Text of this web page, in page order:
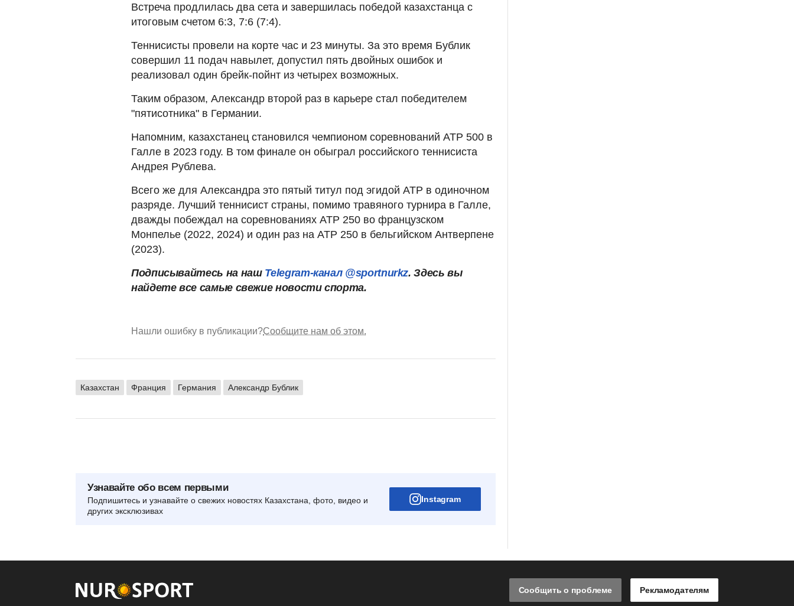
Встреча продлилась два сета и завершилась победой казахстанца с
итоговым счетом 6:3, 7:6 (7:4).
Теннисисты провели на корте час и 23 минуты. За это время Бублик
совершил 11 подач навылет, допустил пять двойных ошибок и
реализовал один брейк-пойнт из четырех возможных.
Таким образом, Александр второй раз в карьере стал победителем
"пятисотника" в Германии.
Напомним, казахстанец становился чемпионом соревнований ATP 500 в
Галле в 2023 году. В том финале он обыграл российского теннисиста
Андрея Рублева.
Всего же для Александра это пятый титул под эгидой ATP в одиночном
разряде. Лучший теннисист страны, помимо травяного турнира в Галле,
дважды побеждал на соревнованиях ATP 250 во французском
Монпелье (2022, 2024) и один раз на ATP 250 в бельгийском Антверпене
(2023).
Подписывайтесь на наш Telegram-канал @sportnurkz. Здесь вы
найдете все самые свежие новости спорта.
Нашли ошибку в публикации?Сообщите нам об этом.
Казахстан Франция Германия Александр Бублик
Узнавайте обо всем первыми
Подпишитесь и узнавайте о свежих новостях Казахстана, фото, видео и
других эксклюзивах
Instagram
Сообщить о проблеме Рекламодателям